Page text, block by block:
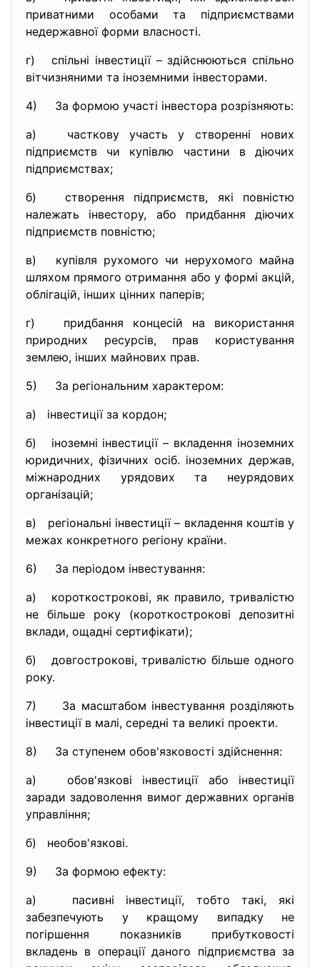
приватними особами та підприємствами
недержавної форми власності.
г) спільні інвестиції – здійснюються спільно
вітчизняними та іноземними інвесторами.
4) За формою участі інвестора розрізняють:
а) часткову участь у створенні нових
підприємств чи купівлю частини в діючих
підприємствах;
б) створення підприємств, які повністю
належать інвестору, або придбання діючих
підприємств повністю;
в) купівля рухомого чи нерухомого майна
шляхом прямого отримання або у формі акцій,
облігацій, інших цінних паперів;
г) придбання концесій на використання
природних ресурсів, прав користування
землею, інших майнових прав.
5) За регіональним характером:
а) інвестиції за кордон;
б) іноземні інвестиції – вкладення іноземних
юридичних, фізичних осіб. іноземних держав,
міжнародних урядових та неурядових
організацій;
в) регіональні інвестиції – вкладення коштів у
межах конкретного регіону країни.
6) За періодом інвестування:
а) короткострокові, як правило, тривалістю
не більше року (короткострокові депозитні
вклади, ощадні сертифікати);
б) довгострокові, тривалістю більше одного
року.
7) За масштабом інвестування розділяють
інвестиції в малі, середні та великі проекти.
8) За ступенем обов'язковості здійснення:
а) обов'язкові інвестиції або інвестиції
заради задоволення вимог державних органів
управління;
б) необов'язкові.
9) За формою ефекту:
а) пасивні інвестиції, тобто такі, які
забезпечують у кращому випадку не
погіршення показників прибутковості
вкладень в операції даного підприємства за